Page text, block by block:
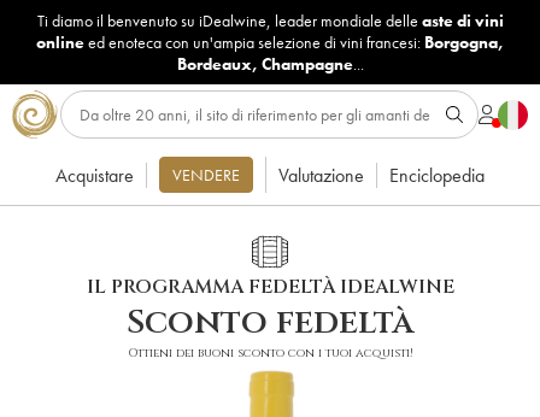
Ti diamo il benvenuto su iDealwine, leader mondiale delle aste di vini
onlineed enoteca con un'ampia selezione di vini francesi: Borgogna,
Bordeaux, Champagne...
Acquistare VENDERE Valutazione Enciclopedia
IL PROGRAMMA FEDELTÀ IDEALWINE
Sconto fedeltà
Ottieni dei buoni sconto con i tuoi acquisti!